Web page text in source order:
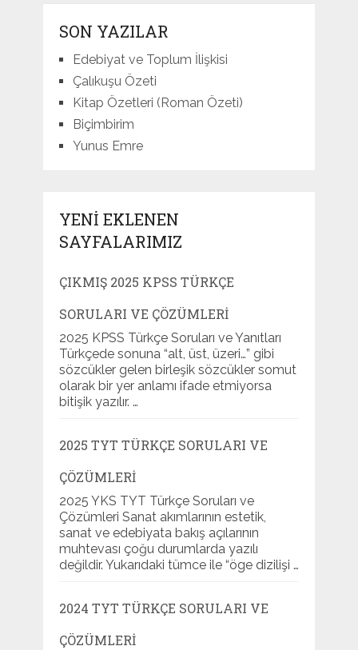
SON YAZILAR
Edebiyat ve Toplum İlişkisi
Çalıkuşu Özeti
Kitap Özetleri (Roman Özeti)
Biçimbirim
Yunus Emre
YENI EKLENEN
SAYFALARIMIZ
ÇIKMIŞ 2025 KPSS TÜRKÇE
SORULARI VE ÇÖZÜMLERI
2025 KPSS Türkçe Soruları ve Yanıtları
Türkçede sonuna “alt, üst, üzeri…” gibi
sözcükler gelen birleşik sözcükler somut
olarak bir yer anlamı ifade etmiyorsa
bitişik yazılır. …
2025 TYT TÜRKÇE SORULARI VE
ÇÖZÜMLERI
2025 YKS TYT Türkçe Soruları ve
Çözümleri Sanat akımlarının estetik,
sanat ve edebiyata bakış açılarının
muhtevası çoğu durumlarda yazılı
değildir. Yukarıdaki tümce ile “öge dizilişi …
2024 TYT TÜRKÇE SORULARI VE
ÇÖZÜMLERI